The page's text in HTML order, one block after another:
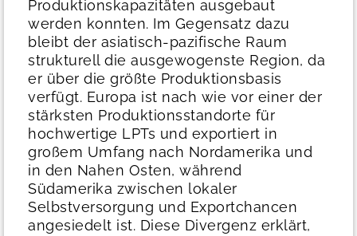
Produktionskapazitäten ausgebaut
werden konnten. Im Gegensatz dazu
bleibt der asiatisch-pazifische Raum
strukturell die ausgewogenste Region, da
er über die größte Produktionsbasis
verfügt. Europa ist nach wie vor einer der
stärksten Produktionsstandorte für
hochwertige LPTs und exportiert in
großem Umfang nach Nordamerika und
in den Nahen Osten, während
Südamerika zwischen lokaler
Selbstversorgung und Exportchancen
angesiedelt ist. Diese Divergenz erklärt,